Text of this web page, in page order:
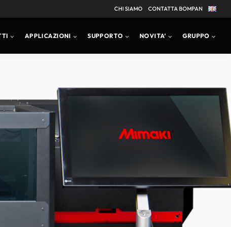
CHI SIAMO CONTATTA BOMPAN
APPLICAZIONI SUPPORTO NOVITA’ GRUPPO